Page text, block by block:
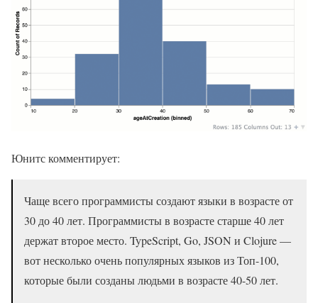
Юнитс комментирует:
Чаще всего программисты создают языки в возрасте от
30 до 40 лет. Программисты в возрасте старше 40 лет
держат второе место. TypeScript, Go, JSON и Clojure —
вот несколько очень популярных языков из Топ-100,
которые были созданы людьми в возрасте 40-50 лет.